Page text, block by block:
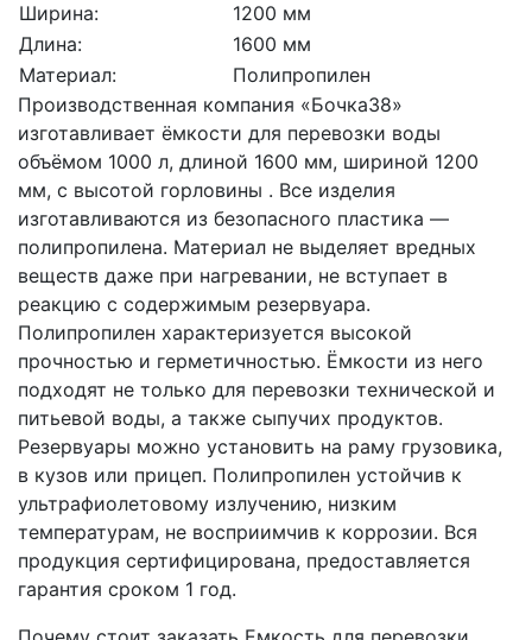
Ширина:
1200 мм
Длина:
1600 мм
Материал:
Полипропилен
Производственная компания «Бочка38»
изготавливает ёмкости для перевозки воды
объёмом 1000 л, длиной 1600 мм, шириной 1200
мм, с высотой горловины . Все изделия
изготавливаются из безопасного пластика —
полипропилена. Материал не выделяет вредных
веществ даже при нагревании, не вступает в
реакцию с содержимым резервуара.
Полипропилен характеризуется высокой
прочностью и герметичностью. Ёмкости из него
подходят не только для перевозки технической и
питьевой воды, а также сыпучих продуктов.
Резервуары можно установить на раму грузовика,
в кузов или прицеп. Полипропилен устойчив к
ультрафиолетовому излучению, низким
температурам, не восприимчив к коррозии. Вся
продукция сертифицирована, предоставляется
гарантия сроком 1 год.